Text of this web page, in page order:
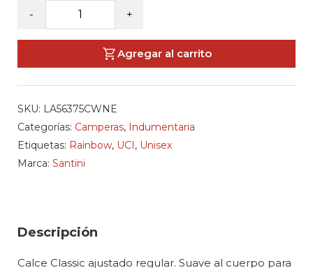
-
SANTINI
-
Campera
Rainbow
Official
Black
Unisex
+
Agregar al carrito
SKU: LA56375CWNE
Categorías: Camperas, Indumentaria
Etiquetas: Rainbow, UCI, Unisex
Marca: Santini
Descripción
Calce Classic ajustado regular. Suave al cuerpo para